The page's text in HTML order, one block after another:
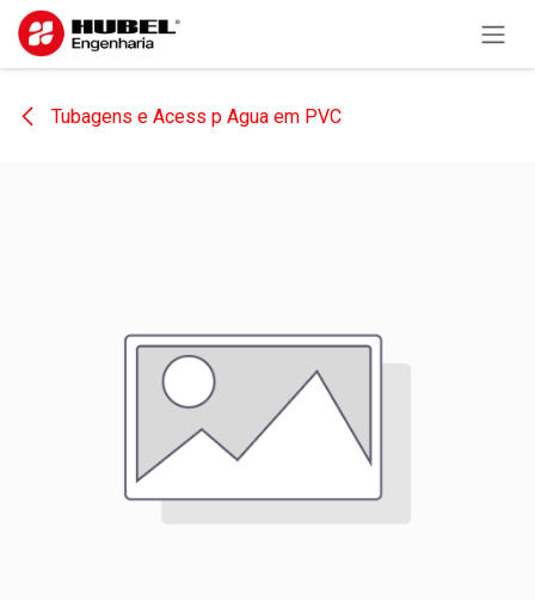
Pular para o conteúdo
Tubagens e Acess p Agua em PVC